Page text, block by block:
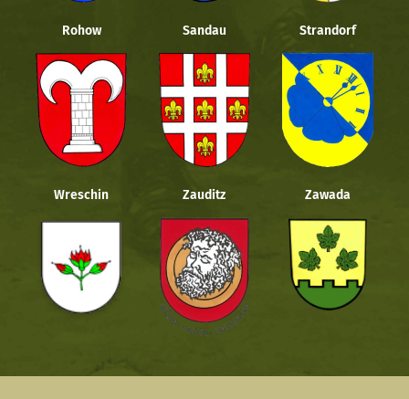
Rohow Sandau Strandorf
Wreschin Zauditz Zawada